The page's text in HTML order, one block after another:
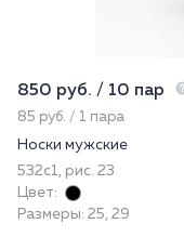
850 руб. / 10 пар
85 руб. / 1 пара
Носки мужские
532с1, рис. 23
Цвет:
Размеры: 25, 29